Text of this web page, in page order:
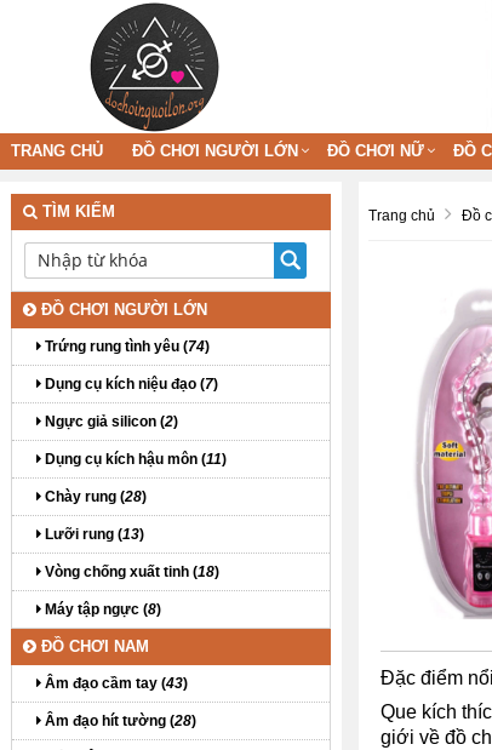
TRANG CHỦ ĐỒ CHƠI NGƯỜI LỚN ĐỒ CHƠI NỮ ĐỒ
Trang chủ Đồ
Đặc điểm
Que kích
giới về đồ
TÌM KIẾM
ĐỒ CHƠI NGƯỜI LỚN
Trứng rung tình yêu (74)
Dụng cụ kích niệu đạo (7)
Ngực giả silicon (2)
Dụng cụ kích hậu môn (11)
Chày rung (28)
Lưỡi rung (13)
Vòng chống xuất tinh (18)
Máy tập ngực (8)
ĐỒ CHƠI NAM
Âm đạo cầm tay (43)
Âm đạo hít tường (28)